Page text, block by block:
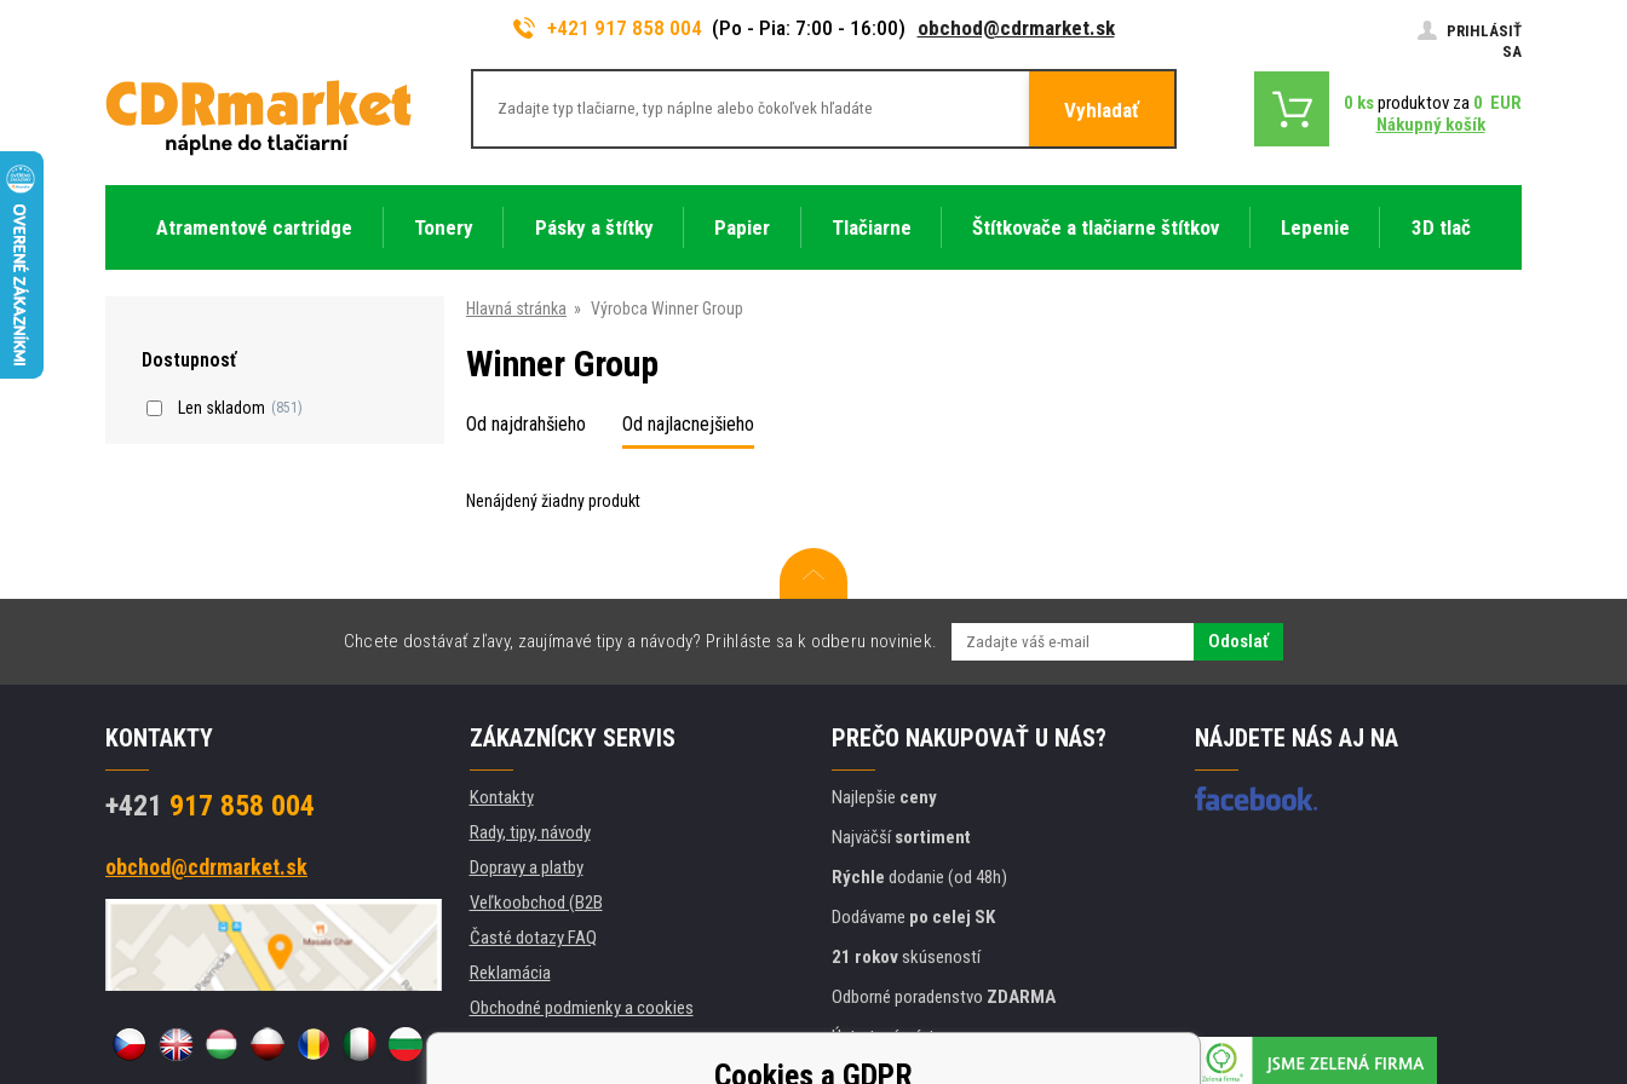
+421 917 858 004 (Po - Pia: 7:00 - 16:00) obchod@cdrmarket.sk
PRIHLÁSIŤ
SA
Vyhladať 0 ksproduktov za 0 EUR
Nákupný košík
Atramentové cartridge Tonery Pásky a štítky Papier Tlačiarne Štítkovače a tlačiarne štítkov Lepenie 3D tlač
Dostupnosť
Len skladom (851)
Hlavná stránka » Výrobca Winner Group
Winner Group
Od najdrahšieho Od najlacnejšieho
Nenájdený žiadny produkt
Chcete dostávať zľavy, zaujímavé tipy a návody? Prihláste sa k odberu noviniek. Odoslať
KONTAKTY
+421 917 858 004
obchod@cdrmarket.sk
ZÁKAZNÍCKY SERVIS
Kontakty
Rady, tipy, návody
Dopravy a platby
Veľkoobchod (B2B
Časté dotazy FAQ
Reklamácia
Obchodné podmienky a cookies
PREČO NAKUPOVAŤ U NÁS?
Najlepšie ceny
Najväčšísortiment
Rýchle dodanie (od 48h)
Dodávame po celej SK
21 rokovskúseností
Odborné poradenstvo ZDARMA
Ústretový prístup
Zlatýcertifikát
NÁJDETE NÁS AJ NA
Cookies a GDPR